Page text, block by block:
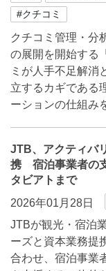
#クチコミ
クチコミ管理・分
の展開を開始する
ミが人手不足解消
立するカギである
ーションの仕組み
JTB、アクティバ
携 宿泊事業者の
タビアトまで
2026年01月28日
JTBが観光・宿泊
ーズと資本業務提
合わせ、宿泊事業